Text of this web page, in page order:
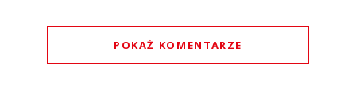
POKAŻ KOMENTARZE